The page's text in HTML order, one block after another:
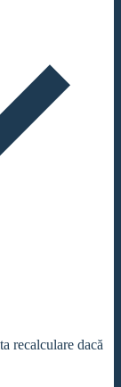
recalculare dacă